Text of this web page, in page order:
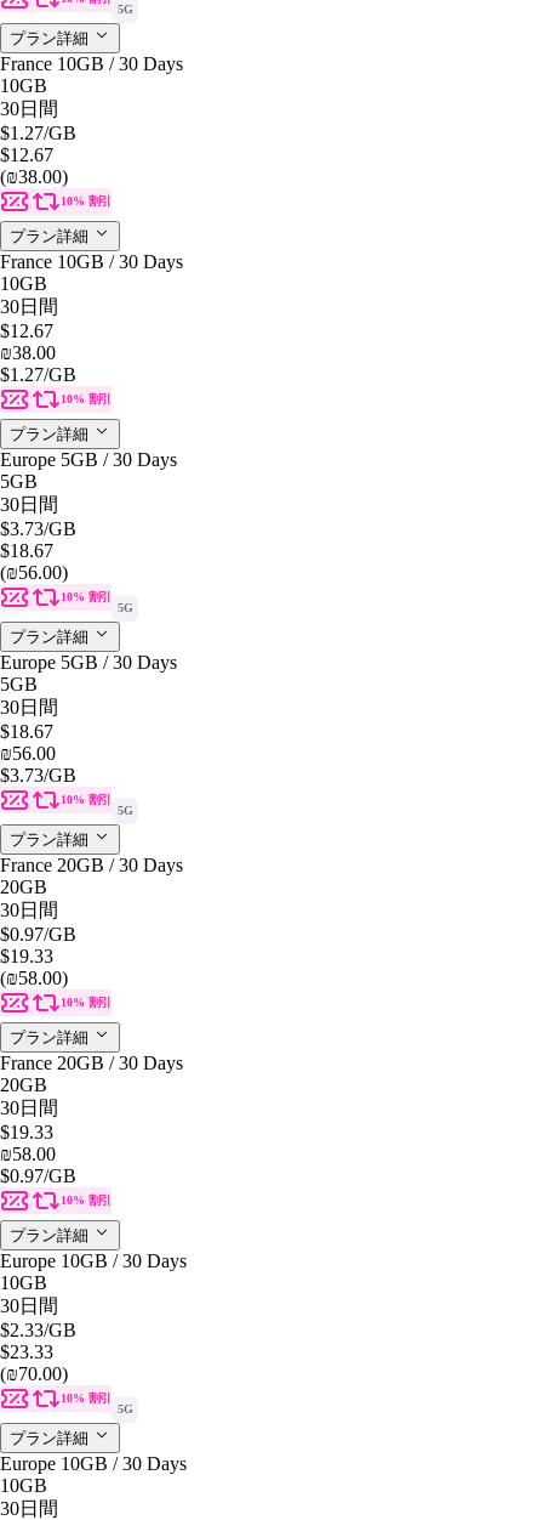
5G
プラン詳細
France 10GB / 30 Days
10GB
30日間
$1.27/GB
$12.67
(₪38.00)
10% 割引
プラン詳細
France 10GB / 30 Days
10GB
30日間
$12.67
₪38.00
$1.27/GB
10% 割引
プラン詳細
Europe 5GB / 30 Days
5GB
30日間
$3.73/GB
$18.67
(₪56.00)
10% 割引
5G
プラン詳細
Europe 5GB / 30 Days
5GB
30日間
$18.67
₪56.00
$3.73/GB
10% 割引
5G
プラン詳細
France 20GB / 30 Days
20GB
30日間
$0.97/GB
$19.33
(₪58.00)
10% 割引
プラン詳細
France 20GB / 30 Days
20GB
30日間
$19.33
₪58.00
$0.97/GB
10% 割引
プラン詳細
Europe 10GB / 30 Days
10GB
30日間
$2.33/GB
$23.33
(₪70.00)
10% 割引
5G
プラン詳細
Europe 10GB / 30 Days
10GB
30日間